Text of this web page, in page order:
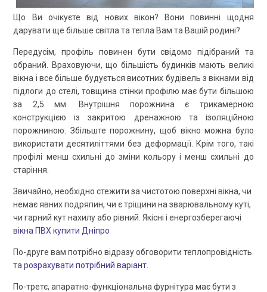
Що Ви очікуєте від нових вікон? Вони повинні щодня
дарувати ще більше світла та тепла Вам та Вашій родині?
Передусім, профіль повинен бути свідомо підібраний та
обраний. Враховуючи, що більшість будинків мають великі
вікна і все більше будується висотних будівель з вікнами від
підлоги до стелі, товщина стінки профілю має бути більшою
за 2,5 мм. Внутрішня порожнина є трикамерною
конструкцією із закритою дренажною та ізоляційною
порожниною. Збільште порожнину, щоб вікно можна було
використати десятиліттями без деформації. Крім того, такі
профілі менш схильні до зміни кольору і менш схильні до
старіння.
Звичайно, необхідно стежити за чистотою поверхні вікна, чи
немає явних подряпин, чи є тріщини на зварювальному куті,
чи гарний кут нахилу або рівний. Якісні і енергозберегаючі
вікна ПВХ купити Дніпро
По-друге вам потрібно відразу обговорити теплопровідність
тарозрахувати потрібний варіант
По-третє, апаратно-функціональна фурнітура має бути з